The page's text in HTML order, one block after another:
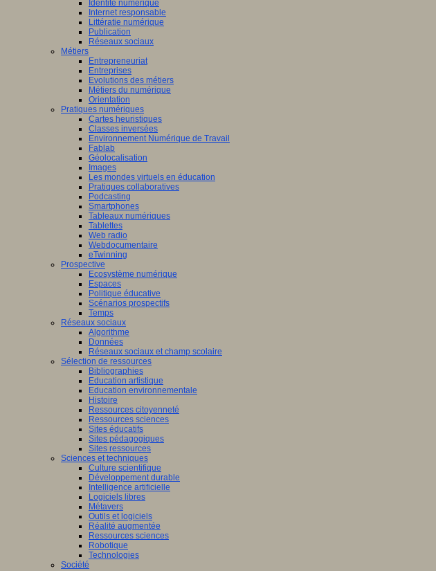
Identité numérique
Internet responsable
Littératie numérique
Publication
Réseaux sociaux
Métiers
Entrepreneuriat
Entreprises
Evolutions des métiers
Métiers du numérique
Orientation
Pratiques numériques
Cartes heuristiques
Classes inversées
Environnement Numérique de Travail
Fablab
Géolocalisation
Images
Les mondes virtuels en éducation
Pratiques collaboratives
Podcasting
Smartphones
Tableaux numériques
Tablettes
Web radio
Webdocumentaire
eTwinning
Prospective
Ecosystème numérique
Espaces
Politique éducative
Scénarios prospectifs
Temps
Réseaux sociaux
Algorithme
Données
Réseaux sociaux et champ scolaire
Sélection de ressources
Bibliographies
Education artistique
Education environnementale
Histoire
Ressources citoyenneté
Ressources sciences
Sites éducatifs
Sites pédagogiques
Sites ressources
Sciences et techniques
Culture scientifique
Développement durable
Intelligence artificielle
Logiciels libres
Métavers
Outils et logiciels
Réalité augmentée
Ressources sciences
Robotique
Technologies
Société